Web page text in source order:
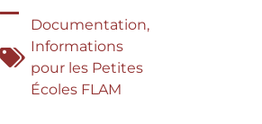
Documentation,
Informations
pour les Petites
Écoles FLAM